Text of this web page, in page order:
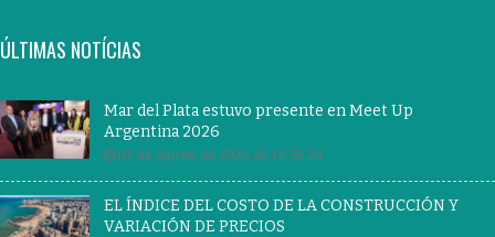
ÚLTIMAS NOTÍCIAS
Mar del Plata estuvo presente en Meet Up
Argentina 2026
07 de agosto de 2026 às 14:36:24
EL ÍNDICE DEL COSTO DE LA CONSTRUCCIÓN Y
VARIACIÓN DE PRECIOS